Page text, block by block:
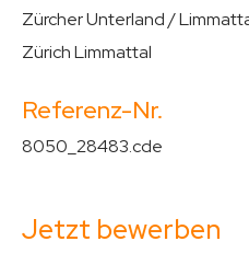
Zürcher Unterland /
Zürich Limmattal
Referenz-Nr.
8050_28483.cde
Jetzt bewerben